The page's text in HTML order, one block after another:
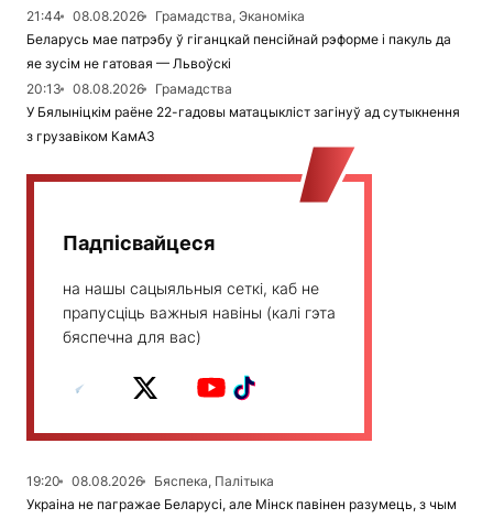
21:44
08.08.2026
Грамадства, Эканоміка
Беларусь мае патрэбу ў гіганцкай пенсійнай рэформе і пакуль да
яе зусім не гатовая — Львоўскі
20:13
08.08.2026
Грамадства
У Бялыніцкім раёне 22-гадовы матацыкліст загінуў ад сутыкнення
з грузавіком КамАЗ
Падпісвайцеся
на нашы сацыяльныя сеткі, каб не
прапусціць важныя навіны (калі гэта
бяспечна для вас)
19:20 08.08.2026
Бяспека, Палітыка
Украіна не пагражае Беларусі, але Мінск павінен разумець, з чым